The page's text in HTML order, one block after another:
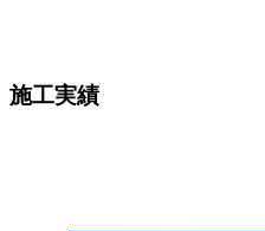
施工実績